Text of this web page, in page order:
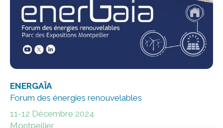
ENERGAÏA
Forum des énergies renouvelables
11-12 Décembre 2024
Montpellier